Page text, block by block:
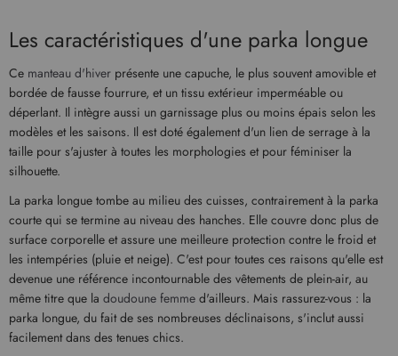
Les caractéristiques d'une parka longue
Ce manteau d'hiver présente une capuche, le plus souvent amovible et
bordée de fausse fourrure, et un tissu extérieur imperméable ou
déperlant. Il intègre aussi un garnissage plus ou moins épais selon les
modèles et les saisons. Il est doté également d'un lien de serrage à la
taille pour s'ajuster à toutes les morphologies et pour féminiser la
silhouette.
La parka longue tombe au milieu des cuisses, contrairement à la parka
courte qui se termine au niveau des hanches. Elle couvre donc plus de
surface corporelle et assure une meilleure protection contre le froid et
les intempéries (pluie et neige). C'est pour toutes ces raisons qu'elle est
devenue une référence incontournable des vêtements de plein-air, au
même titre que la doudoune femme d'ailleurs. Mais rassurez-vous : la
parka longue, du fait de ses nombreuses déclinaisons, s'inclut aussi
facilement dans des tenues chics.